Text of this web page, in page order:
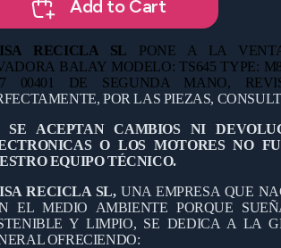
Add to Cart
RECICLA SL PONE A LA
BALAY MODELO: TS645 TYPE:
00401 DE SEGUNDA MANO,
POR LAS PIEZAS,
SE ACEPTAN CAMBIOS NI
O LOS MOTORES NO
EQUIPO TÉCNICO.
RECICLA SL, UNA EMPRESA QUE
EL MEDIO AMBIENTE PORQUE
Y LIMPIO, SE DEDICA A LA
OFRECIENDO: